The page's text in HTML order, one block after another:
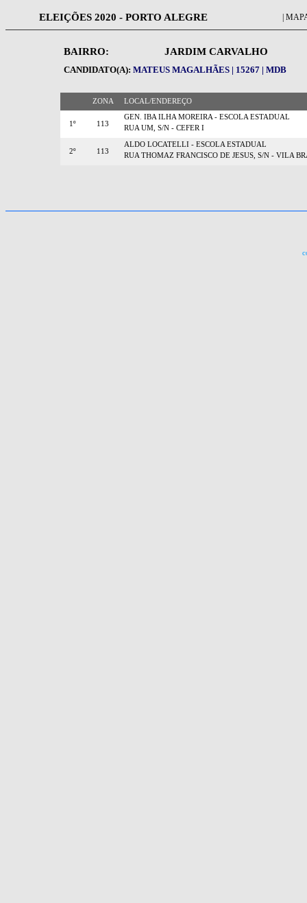
ELEIÇÕES 2020 - PORTO ALEGRE |
BAIRRO: JARDIM CARVALHO
CANDIDATO(A): MATEUS MAGALHÃES | 15267 | MDB
ZONA LOCAL/ENDEREÇO
1º 113
GEN. IBA ILHA MOREIRA - ESCOLA ESTADUAL
RUA UM, S/N - CEFER I
2º 113
ALDO LOCATELLI - ESCOLA ESTADUAL
RUA THOMAZ FRANCISCO DE JESUS, S/N - VILA